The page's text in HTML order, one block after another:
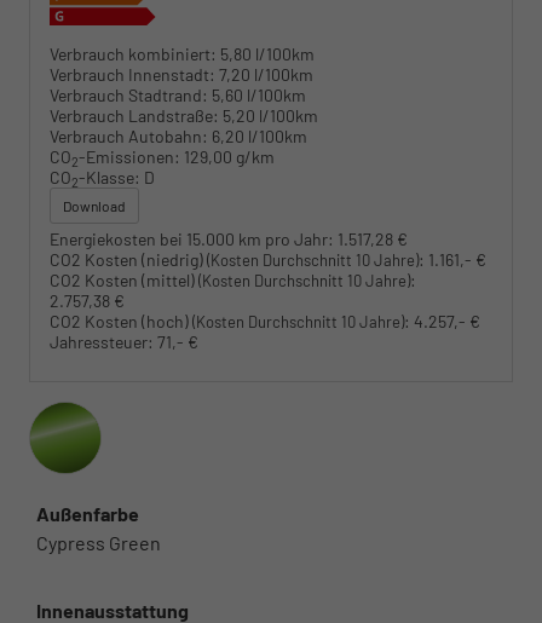
Verbrauch kombiniert: 5,80 l/100km
Verbrauch Innenstadt: 7,20 l/100km
Verbrauch Stadtrand: 5,60 l/100km
Verbrauch Landstraße: 5,20 l/100km
Verbrauch Autobahn: 6,20 l/100km
CO2-Emissionen: 129,00 g/km
CO2-Klasse: D
Download
Energiekosten bei 15.000 km pro Jahr: 1.517,28 €
CO2 Kosten (niedrig)(Kosten Durchschnitt 10 Jahre): 1.161,- €
CO2 Kosten (mittel)(Kosten Durchschnitt 10 Jahre):
2.757,38 €
CO2 Kosten (hoch)(Kosten Durchschnitt 10 Jahre): 4.257,- €
Jahressteuer: 71,- €
Außenfarbe
Cypress Green
Innenausstattung